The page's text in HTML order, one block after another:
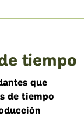
tiempo
que
de tiempo